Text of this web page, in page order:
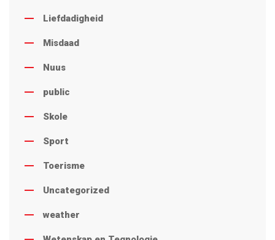
Liefdadigheid
Misdaad
Nuus
public
Skole
Sport
Toerisme
Uncategorized
weather